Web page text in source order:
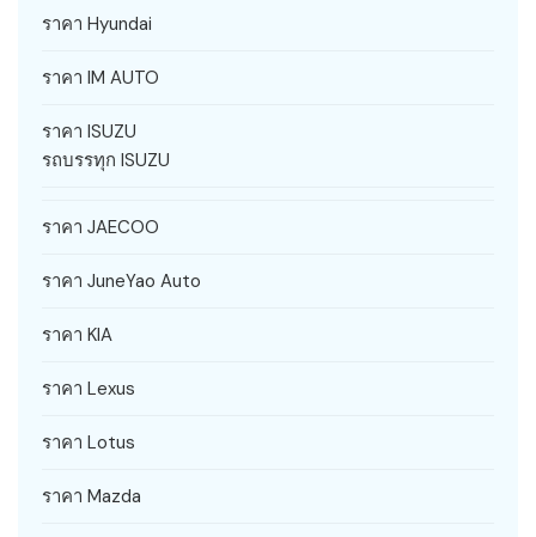
ราคา Hyundai
ราคา IM AUTO
ราคา ISUZU
รถบรรทุก ISUZU
ราคา JAECOO
ราคา JuneYao Auto
ราคา KIA
ราคา Lexus
ราคา Lotus
ราคา Mazda